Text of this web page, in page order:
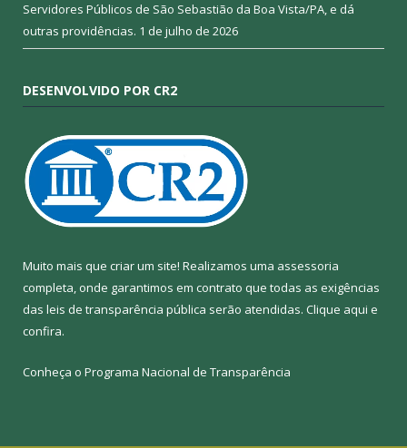
Servidores Públicos de São Sebastião da Boa Vista/PA, e dá
outras providências. 1 de julho de 2026
DESENVOLVIDO POR CR2
Muito mais que criar um site! Realizamos uma assessoria
completa, onde garantimos em contrato que todas as exigências
das leis de transparência pública serão atendidas. Clique aqui e
confira.
Conheça o Programa Nacional de Transparência